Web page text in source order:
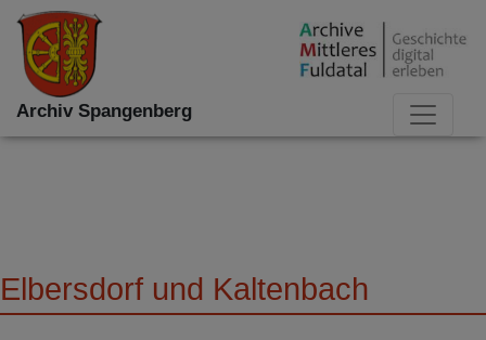
Archiv Spangenberg
Elbersdorf und Kaltenbach